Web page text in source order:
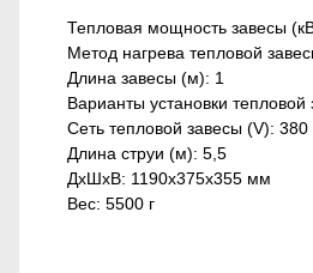
Тепловая мощность завесы
Метод нагрева тепловой
Длина завесы (м): 1
Варианты установки тепловой
Сеть тепловой завесы (V): 380
Длина струи (м): 5,5
ДxШxВ: 1190x375x355 мм
Вес: 5500 г